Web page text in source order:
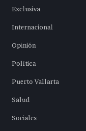
Exclusiva
Internacional
Opinión
Política
Puerto Vallarta
Salud
Sociales